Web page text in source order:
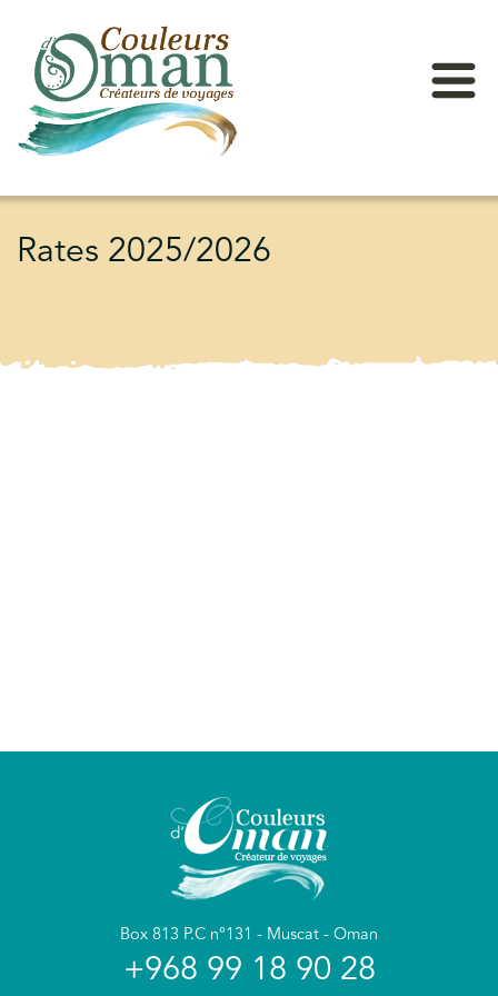
Rates 2025/2026
Box 813 P.C n°131 - Muscat - Oman
+968 99 18 90 28